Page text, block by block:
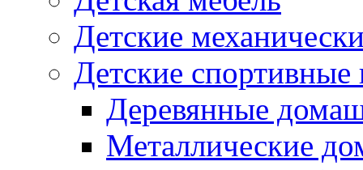
Детские
Детские
Деревянные
Металлические